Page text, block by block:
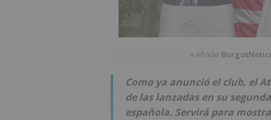
★Añade
Como ya anunció el club, el
de las lanzadas en su
española. Servirá para